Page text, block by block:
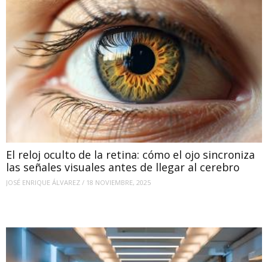
El reloj oculto de la retina: cómo el ojo sincroniza
las señales visuales antes de llegar al cerebro
JOSÉ ENRIQUE ÁLVAREZ / 18 NOVIEMBRE, 2025